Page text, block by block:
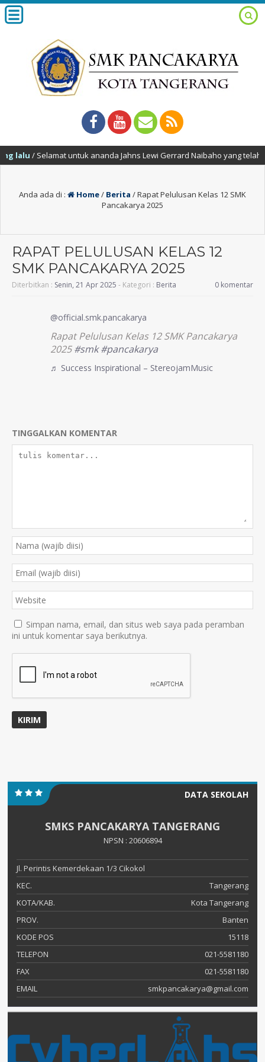
lalu/ Selamat untuk ananda Jahns Lewi Gerrard Naibaho yang telah
Anda ada di : Home/ Berita /Rapat Pelulusan Kelas 12 SMK
Pancakarya 2025
RAPAT PELULUSAN KELAS 12
SMK PANCAKARYA 2025
Diterbitkan : Senin, 21 Apr 2025 - Kategori : Berita 0 komentar
@official.smk.pancakarya
Rapat Pelulusan Kelas 12 SMK Pancakarya
2025#smk #pancakarya
♬ Success Inspirational – StereojamMusic
TINGGALKAN KOMENTAR
Simpan nama, email, dan situs web saya pada peramban
ini untuk komentar saya berikutnya.
DATA SEKOLAH
SMKS PANCAKARYA TANGERANG
NPSN : 20606894
Jl. Perintis Kemerdekaan 1/3 Cikokol
KEC.
Tangerang
KOTA/KAB.
Kota Tangerang
PROV.
Banten
KODE POS
15118
TELEPON
021-5581180
FAX
021-5581180
EMAIL
smkpancakarya@gmail.com